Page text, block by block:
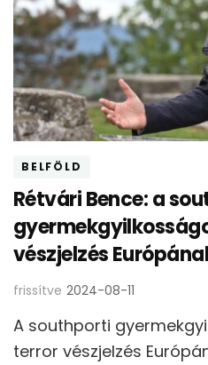
BELFÖLD
Rétvári Bence: a
vészjelzés
frissítve 2024-08-11
A southporti
terror vészjelzés